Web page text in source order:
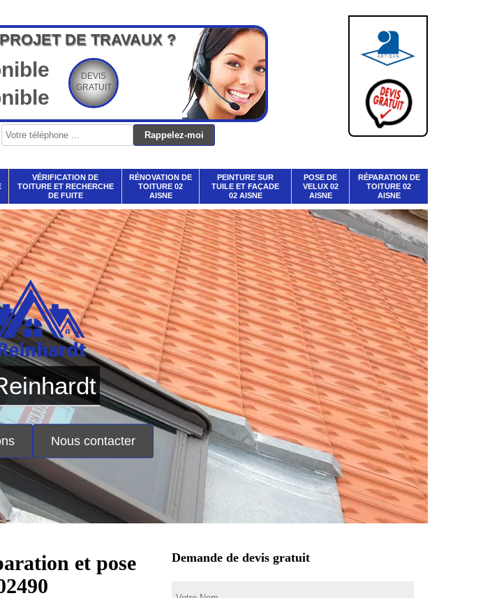
DE TRAVAUX ?
DEVIS
GRATUIT
VÉRIFICATION DE
TOITURE ET RECHERCHE
DE FUITE
RÉNOVATION DE
TOITURE 02
AISNE
PEINTURE SUR
TUILE ET FAÇADE
02 AISNE
POSE DE
VELUX 02
AISNE
RÉPARATION DE
TOITURE 02
AISNE
Nous contacter
et pose
Demande de devis gratuit